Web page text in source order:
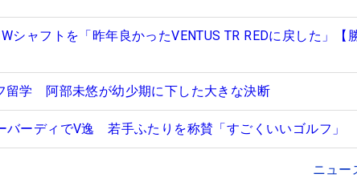
シャフトを「昨年良かったVENTUS TR REDに戻した」【
留学 阿部未悠が幼少期に下した大きな決断
バーディでV逸 若手ふたりを称賛「すごくいいゴルフ」
ニュー